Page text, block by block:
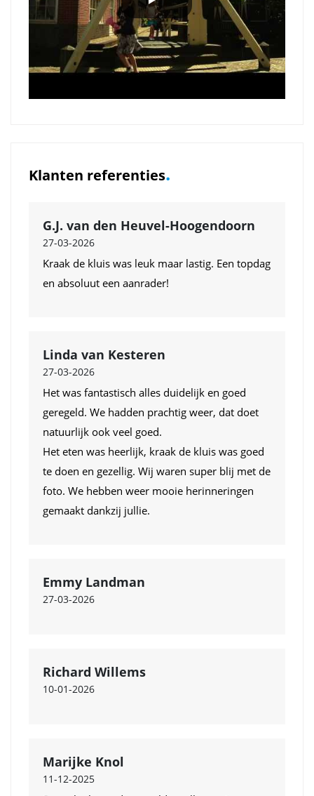
Klanten referenties.
G.J. van den Heuvel-Hoogendoorn
27-03-2026
Kraak de kluis was leuk maar lastig. Een topdag
en absoluut een aanrader!
Linda van Kesteren
27-03-2026
Het was fantastisch alles duidelijk en goed
geregeld. We hadden prachtig weer, dat doet
natuurlijk ook veel goed.
Het eten was heerlijk, kraak de kluis was goed
te doen en gezellig. Wij waren super blij met de
foto. We hebben weer mooie herinneringen
gemaakt dankzij jullie.
Emmy Landman
27-03-2026
Richard Willems
10-01-2026
Marijke Knol
11-12-2025